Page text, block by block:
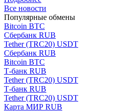
Все новости
Популярные обмены
Bitcoin BTC
Сбербанк RUB
Tether (TRC20) USDT
Сбербанк RUB
Bitcoin BTC
Т-банк RUB
Tether (TRC20) USDT
Т-банк RUB
Tether (TRC20) USDT
Карта МИР RUB